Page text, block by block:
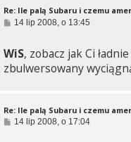
Re: Ile palą Subaru i czemu
P
t
14 lip 2008, o 13:45
WiS, zobacz jak Ci
zbulwersowany
Re: Ile palą Subaru i czemu
P14 lip 2008, o 17:04